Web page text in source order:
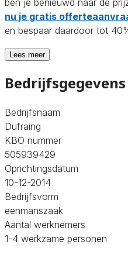
nu je gratis
en bespaar daardoor tot
Lees meer
Bedrijfsgegevens
Bedrijfsnaam
Dufraing
KBO nummer
505939429
Oprichtingsdatum
10-12-2014
Bedrijfsvorm
eenmanszaak
Aantal werknemers
1-4 werkzame personen